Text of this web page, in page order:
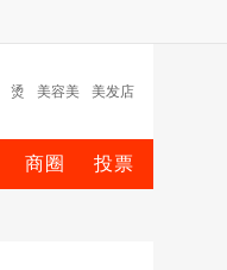
烫 美容美 美发店
商圈 投票